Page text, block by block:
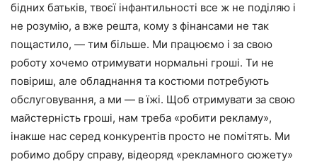
бідних батьків, твоєї інфантильності все ж не поділяю і
не розумію, а вже решта, кому з фінансами не так
пощастило, — тим більше. Ми працюємо і за свою
роботу хочемо отримувати нормальні гроші. Ти не
повіриш, але обладнання та костюми потребують
обслуговування, а ми — в їжі. Щоб отримувати за свою
майстерність гроші, нам треба «робити рекламу»,
інакше нас серед конкурентів просто не помітять. Ми
робимо добру справу, відеоряд «рекламного сюжету»